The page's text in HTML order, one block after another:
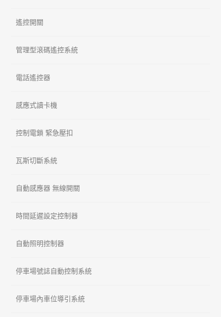
遙控開關
管理型滾碼遙控系統
電話遙控器
感應式讀卡機
控制電鎖 緊急壓扣
瓦斯切斷系統
自動感應器 無線開關
時間延遲設定控制器
自動照明控制器
停車場號誌自動控制系統
停車場內車位導引系統